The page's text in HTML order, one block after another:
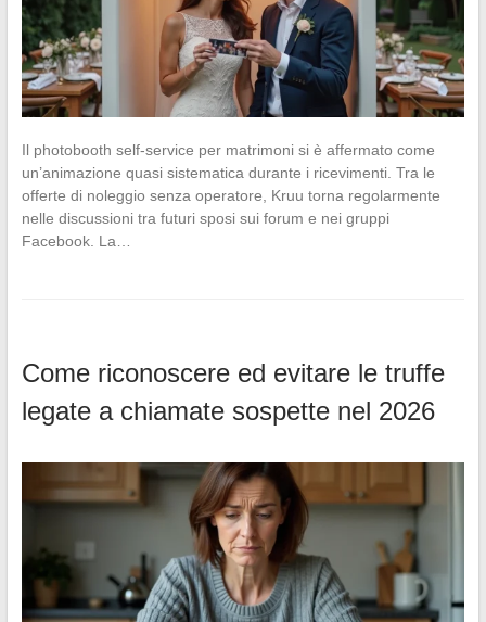
Il photobooth self-service per matrimoni si è affermato come
un’animazione quasi sistematica durante i ricevimenti. Tra le
offerte di noleggio senza operatore, Kruu torna regolarmente
nelle discussioni tra futuri sposi sui forum e nei gruppi
Facebook. La…
Come riconoscere ed evitare le truffe
legate a chiamate sospette nel 2026